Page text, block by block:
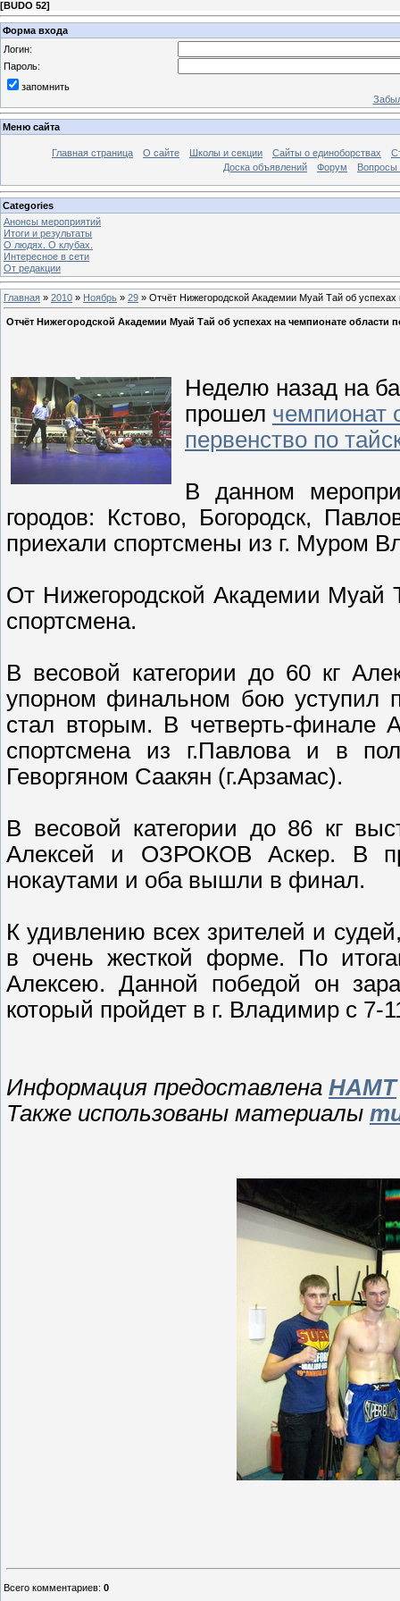
[BUDO 52]
Форма входа
Логин:
Пароль:
запомнить
Меню сайта
Главная страница О сайте Школы и секции Сайты о единоборствах
Доска объявлений
Форум Вопросы
Categories
Анонсы мероприятий
Итоги и результаты
О людях. О клубах.
Интересное в сети
От редакции
Главная » 2010 » Ноябрь » 29 » Отчёт Нижегородской Академии Муай Тай об успехах
Отчёт Нижегородской Академии Муай Тай об успехах на чемпионате области
Неделю назад на
прошел чемпионат
первенство по
В данном
городов: Кстово, Богородск,
приехали спортсмены из г. Муром
От Нижегородской Академии Муай
спортсмена.
В весовой категории до 60 кг
упорном финальном бою
стал вторым. В четверть-финале
спортсмена из г.Павлова и в
Геворгяном Саакян (г.Арзамас).
В весовой категории до 86 кг
Алексей и ОЗРОКОВ Аскер. В
нокаутами и оба вышли в финал.
К удивлению всех зрителей и
в очень жесткой форме. По
Алексею. Данной победой он
который пройдет в г. Владимир с 7-
Информация предоставлена НАМТ
Также использованы материалы
Всего комментариев: 0